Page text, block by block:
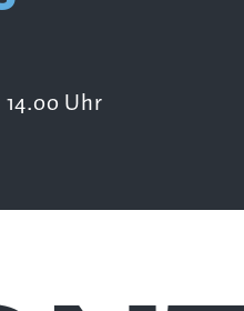
Uhr